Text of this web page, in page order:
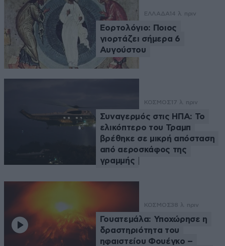
ΕΛΛΑΔΑ 14 λ. πριν
Εορτολόγιο: Ποιος
γιορτάζει σήμερα 6
Αυγούστου
ΚΟΣΜΟΣ 17 λ. πριν
Συναγερμός στις ΗΠΑ: Το
ελικόπτερο του Τραμπ
βρέθηκε σε μικρή απόσταση
από αεροσκάφος της
γραμμής
ΚΟΣΜΟΣ38 λ. πριν
Γουατεμάλα: Υποχώρησε η
δραστηριότητα του
ηφαιστείου Φουέγκο –